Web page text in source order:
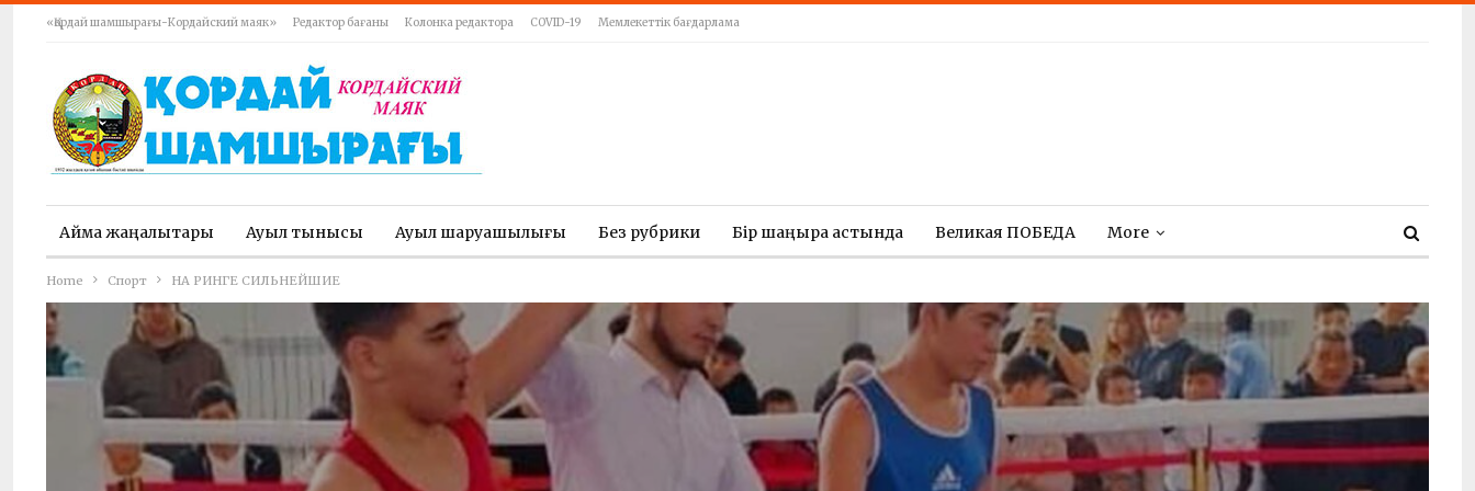
«Қордай шамшырағы-Кордайский маяк» Редактор бағаны Колонка редактора COVID-19 Мемлекеттік бағдарлама
Аймақ жаңалықтары Ауыл тынысы Ауыл шаруашылығы Без рубрики Бір шаңырақ астында Великая ПОБЕДА More
Home Спорт НА РИНГЕ СИЛЬНЕЙШИЕ